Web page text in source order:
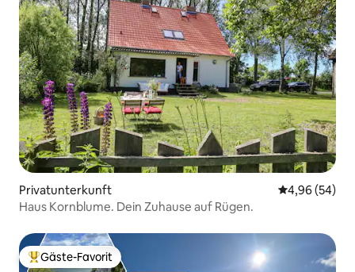
Privatunterkunft
4,96 (54)
Haus Kornblume. Dein Zuhause auf Rügen.
Beliebter Gäste-Favorit.
Gäste-Favorit